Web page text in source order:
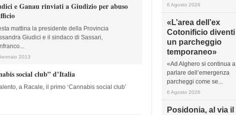
e Ganau rinviati a Giudizio per abuso
mattina la presidente della Provincia
Giudici e il sindaco di Sassari,
2013
social club” d’Italia
a Racale, il primo ‘Cannabis social club’
6 Agosto 2026
«L’area dell’ex
Cotonificio diventi
un parcheggio
temporaneo»
«Ad Alghero si continua a
parlare dell’emergenza
parcheggi come se...
6 Agosto 2026
Posidonia, al via il